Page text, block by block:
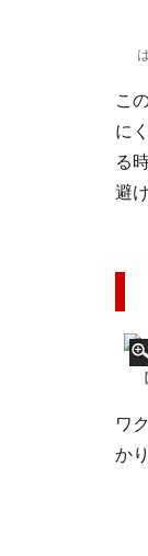
こ
に
る
避
ワ
か